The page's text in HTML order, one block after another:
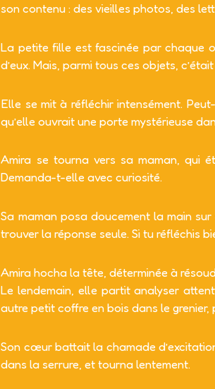
son contenu : des vieilles photos, des
La petite fille est fascinée par chaque
d’eux. Mais, parmi tous ces objets,
Elle se mit à réfléchir intensément.
qu’elle ouvrait une porte mystérieuse
Amira se tourna vers sa maman, qui
Demanda-t-elle avec curiosité.
Sa maman posa doucement la main
trouver la réponse seule. Si tu réfléchis
Amira hocha la tête, déterminée à
Le lendemain, elle partit analyser
autre petit coffre en bois dans le
Son cœur battait la chamade
dans la serrure, et tourna lentement.